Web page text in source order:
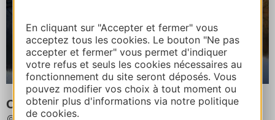
En cliquant sur "Accepter et fermer" vous
acceptez tous les cookies. Le bouton "Ne pas
accepter et fermer" vous permet d'indiquer
votre refus et seuls les cookies nécessaires au
fonctionnement du site seront déposés. Vous
pouvez modifier vos choix à tout moment ou
obtenir plus d'informations via notre politique
de cookies.
Château de Grandval